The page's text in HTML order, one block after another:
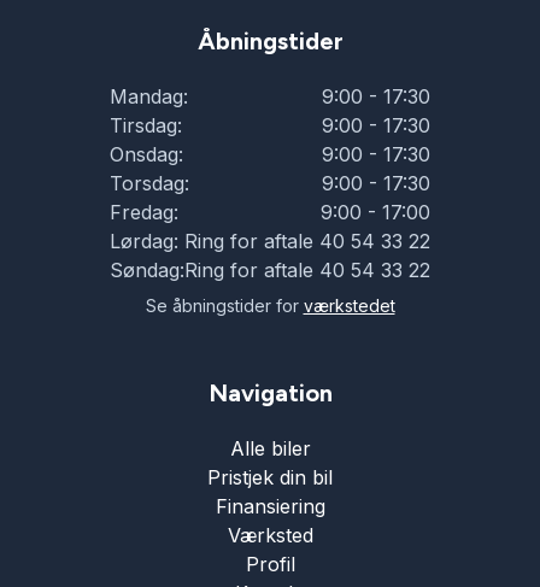
Åbningstider
Mandag:
9:00 - 17:30
Tirsdag:
9:00 - 17:30
Onsdag:
9:00 - 17:30
Torsdag:
9:00 - 17:30
Fredag:
9:00 - 17:00
Lørdag: Ring for aftale 40 54 33 22
Søndag:Ring for aftale 40 54 33 22
Se åbningstider for værkstedet
Navigation
Alle biler
Pristjek din bil
Finansiering
Værksted
Profil